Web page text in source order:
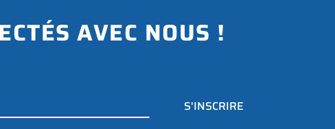
AVEC NOUS !
S'INSCRIRE